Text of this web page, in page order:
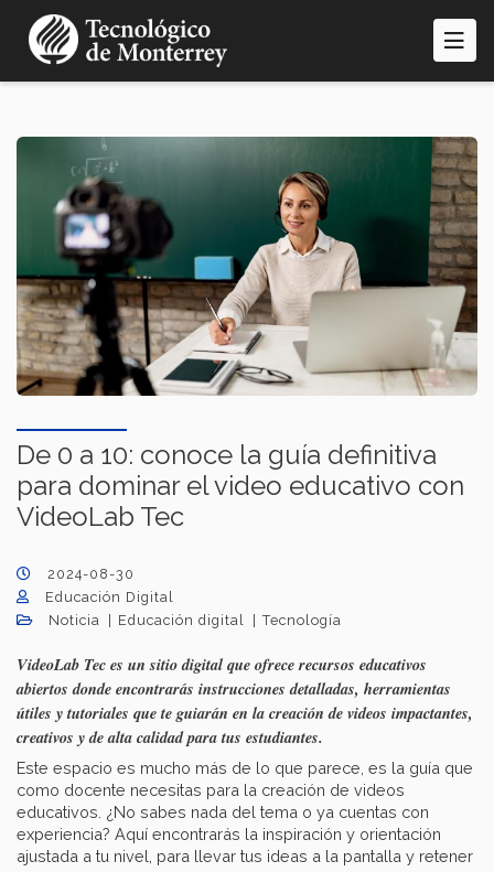
contenido
De 0 a 10: conoce la guía definitiva
para dominar el video educativo con
VideoLab Tec
2024-08-30
Educación Digital
Noticia
Educación digital Tecnología
VideoLab Tec es un sitio digital que ofrece recursos educativos
abiertos donde encontrarás instrucciones detalladas, herramientas
útiles y tutoriales que te guiarán en la creación de videos impactantes,
creativos y de alta calidad para tus estudiantes.
Este espacio es mucho más de lo que parece, es la guía que
como docente necesitas para la creación de videos
educativos. ¿No sabes nada del tema o ya cuentas con
experiencia? Aquí encontrarás la inspiración y orientación
ajustada a tu nivel, para llevar tus ideas a la pantalla y retener